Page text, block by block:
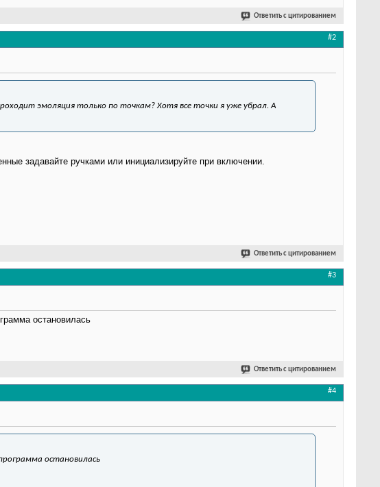
Ответить с цитированием
#2
эмоляция только по точкам? Хотя все точки я уже убрал. А
задавайте ручками или инициализируйте при включении.
Ответить с цитированием
#3
остановилась
Ответить с цитированием
#4
остановилась